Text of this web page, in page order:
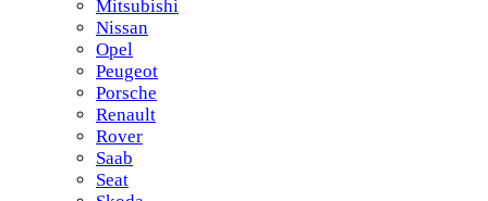
Mitsubishi
Nissan
Opel
Peugeot
Porsche
Renault
Rover
Saab
Seat